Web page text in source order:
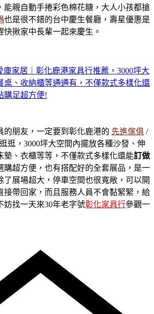
能親自動手捲彩色棉花糖，大人小孩都搶
也是很不錯的台中慶生餐廳，壽星優惠是
揪家中長輩一起來慶生。
家居｜彰化鹿港家具行推薦，3000坪大
桌、收納櫃等通通有，不僅款式多樣化還
購足超方便!
的朋友，一定要到彰化鹿港的 先進傢俱 /
逛，3000坪大空間內擺放各種沙發、伸
墊、衣櫃等等，不僅款式多樣化還能訂做
購超方便，也有搭配好的全套展品，是一
了展場超大，停車空間也很寬敞，可以開
接帶回家，而且服務人員不會黏緊緊，給
妨找一天來30年老字號彰化家具行參觀一